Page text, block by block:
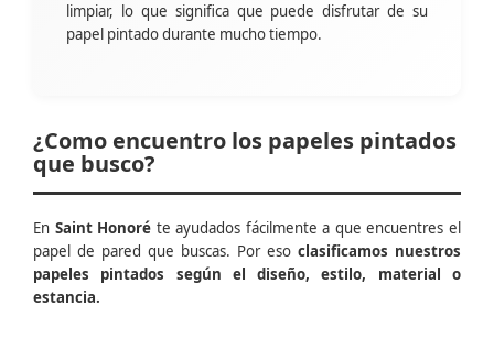
limpiar, lo que significa que puede disfrutar de su
papel pintado durante mucho tiempo.
¿Como encuentro los papeles pintados
que busco?
En Saint Honoré te ayudados fácilmente a que encuentres el
papel de pared que buscas. Por eso clasificamos nuestros
papeles pintados según el diseño, estilo, material o
estancia.